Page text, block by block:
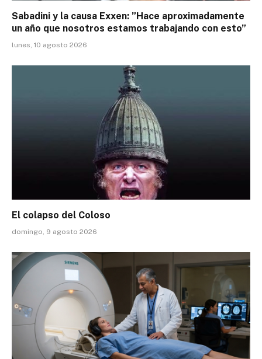
Sabadini y la causa Exxen: ”Hace aproximadamente
un año que nosotros estamos trabajando con esto”
lunes, 10 agosto 2026
El colapso del Coloso
domingo, 9 agosto 2026